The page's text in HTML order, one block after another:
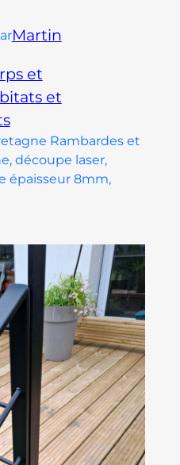
Martin
et
et
Rambardes et
découpe laser,
épaisseur 8mm,